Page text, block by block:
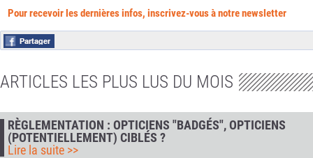
Pour recevoir les dernières infos, inscrivez-vous à notre newsletter
ARTICLES LES PLUS LUS DU MOIS
RÈGLEMENTATION : OPTICIENS "BADGÉS", OPTICIENS
(POTENTIELLEMENT) CIBLÉS ?
Lire la suite >>